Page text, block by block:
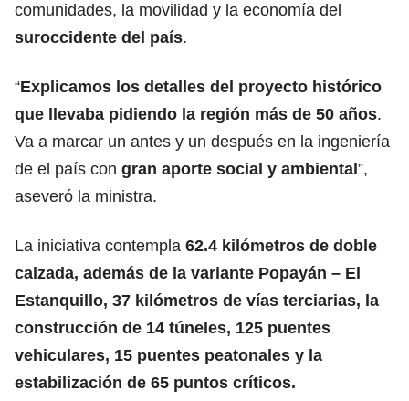
comunidades, la movilidad y la economía del
suroccidente del país.
“Explicamos los detalles del proyecto histórico
que llevaba pidiendo la región más de 50 años.
Va a marcar un antes y un después en la ingeniería
de el país con gran aporte social y ambiental”,
aseveró la ministra.
La iniciativa contempla 62.4 kilómetros de doble
calzada, además de la variante Popayán – El
Estanquillo, 37 kilómetros de vías terciarias, la
construcción de 14 túneles, 125 puentes
vehiculares, 15 puentes peatonales y la
estabilización de 65 puntos críticos.